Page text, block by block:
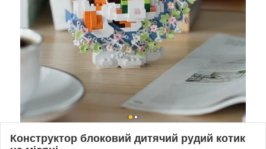
Конструктор блоковий дитячий рудий котик